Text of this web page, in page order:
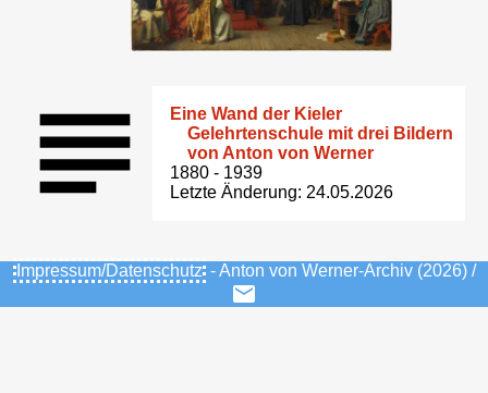
Eine Wand der Kieler
Gelehrtenschule mit drei Bildern
von Anton von Werner
1880 - 1939
Letzte Änderung: 24.05.2026
Impressum/Datenschutz - Anton von Werner-Archiv (2026) /